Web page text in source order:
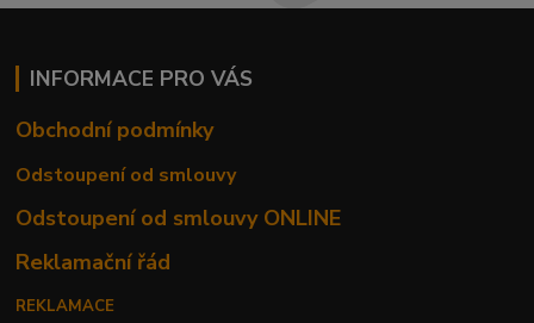
INFORMACE PRO VÁS
Obchodní podmínky
Odstoupení od smlouvy
Odstoupení od smlouvy ONLINE
Reklamační řád
REKLAMACE